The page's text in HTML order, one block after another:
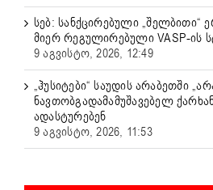
სებ: სანქცირებული „შელბითი“
მიერ რეგულირებული VASP-ის
9 აგვისტო, 2026, 12:49
„ჰუსიტები“ საუდის არაბეთში
ნავთობგადამამუშავებელ
ადასტურებენ
9 აგვისტო, 2026, 11:53